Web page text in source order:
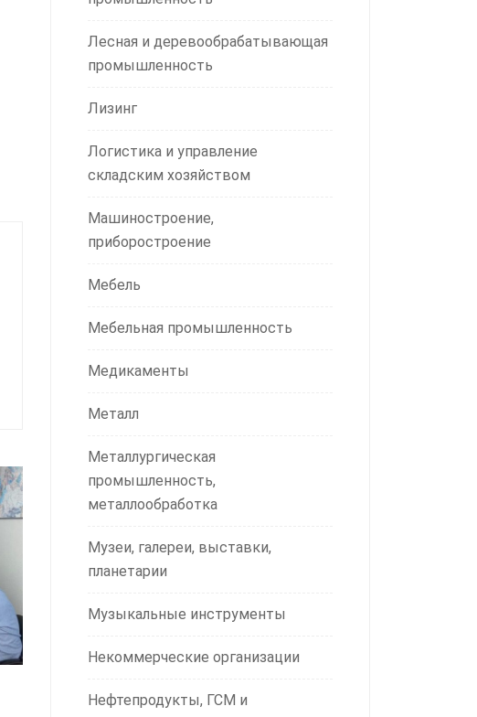
Лесная и деревообрабатывающая
промышленность
Лизинг
Логистика и управление
складским хозяйством
Машиностроение,
приборостроение
Мебель
Мебельная промышленность
Медикаменты
Металл
Металлургическая
промышленность,
металлообработка
Музеи, галереи, выставки,
планетарии
Музыкальные инструменты
Некоммерческие организации
Нефтепродукты, ГСМ и